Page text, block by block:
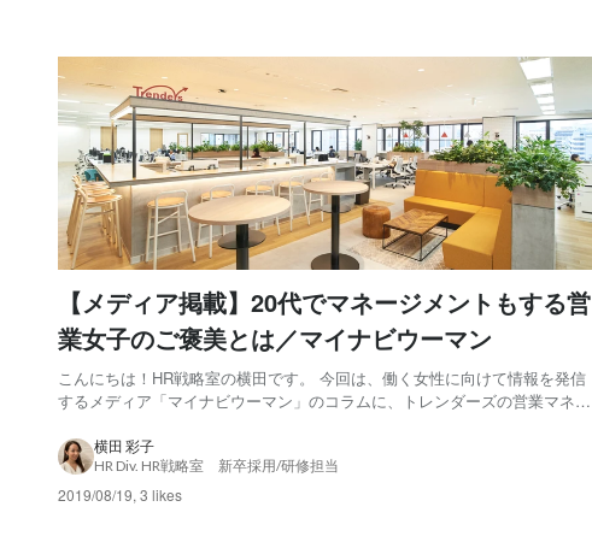
【メディア掲載】20代でマネージメントもする営
業女子のご褒美とは／マイナビウーマン
こんにちは！HR戦略室の横田です。 今回は、働く女性に向けて情報を発信
するメディア「マイナビウーマン」のコラムに、トレンダーズの営業マネジ
ーマは、「＃私のご褒美ギフト」。 「これがあれば、またがんばろって思
える！」という働く女性のご褒美を探る連載...
横田 彩子
HR Div. HR戦略室 新卒採用/研修担当
2019/08/19, 3 likes